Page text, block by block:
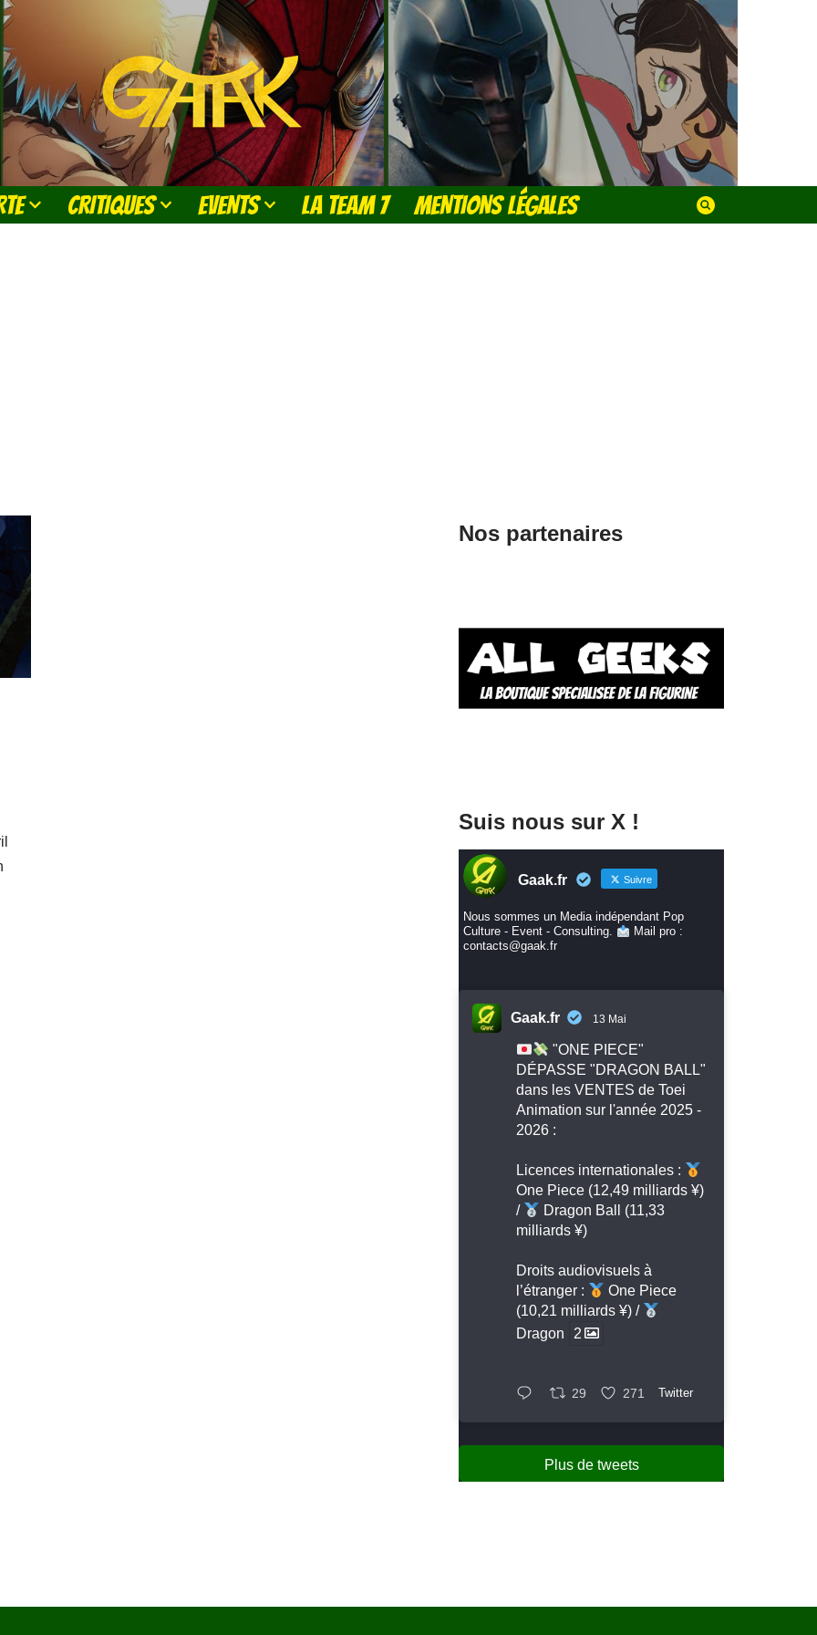
CRITIQUES EVENTS LA TEAM 7 MENTIONS LÉGALES
Nos partenaires
Suis nous sur X !
Gaak.fr Suivre
Nous sommes un Media indépendant Pop
Culture - Event - Consulting.
Mail pro :
contacts@gaak.fr
Gaak.fr 13 Mai
"ONE PIECE"
DÉPASSE "DRAGON BALL"
dans les VENTES de Toei
Animation sur l'année 2025 -
2026 :
Licences internationales :
One Piece (12,49 milliards ¥)
/
Dragon Ball (11,33
milliards ¥)
Droits audiovisuels à
l’étranger :
One Piece
(10,21 milliards ¥) /
Dragon
2
29 271 Twitter
Plus de tweets